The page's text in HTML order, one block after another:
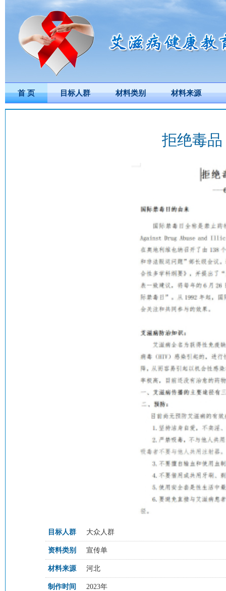
首 页 目标人群 材料类别 材料来源
拒绝毒
目标人群 大众人群
资料类别 宣传单
材料来源 河北
制作时间 2023年